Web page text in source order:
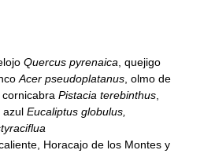
Quercus pyrenaica , quejigo
Acer pseudoplatanus , olmo de
, cornicabra Pistacia terebinthus
azul Eucaliptus globulus,
Horacajo de los Montes y